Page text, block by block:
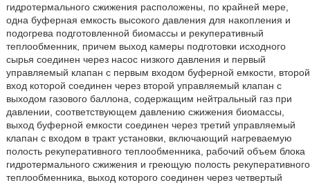
гидротермального сжижения расположены, по крайней мере,
одна буферная емкость высокого давления для накопления и
подогрева подготовленной биомассы и рекуперативный
теплообменник, причем выход камеры подготовки исходного
сырья соединен через насос низкого давления и первый
управляемый клапан с первым входом буферной емкости, второй
вход которой соединен через второй управляемый клапан с
выходом газового баллона, содержащим нейтральный газ при
давлении, соответствующем давлению сжижения биомассы,
выход буферной емкости соединен через третий управляемый
клапан с входом в тракт установки, включающий нагреваемую
полость рекуперативного теплообменника, рабочий объем блока
гидротермального сжижения и греющую полость рекуперативного
теплообменника, выход которого соединен через четвертый